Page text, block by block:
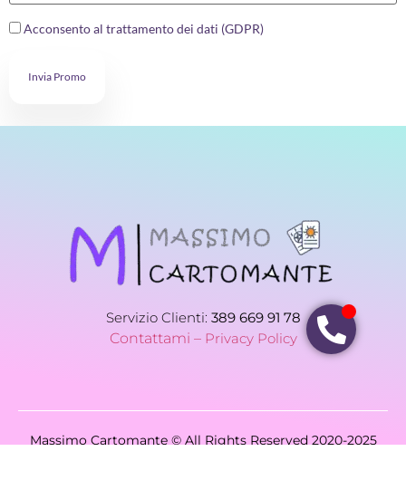
Acconsento al trattamento dei dati (GDPR)
Invia Promo
Servizio Clienti: 389 669 91 78
Contattami – Privacy Policy
Massimo Cartomante © All Rights Reserved 2020-2025